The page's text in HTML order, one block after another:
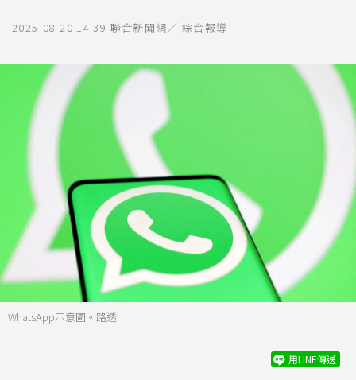
2025-08-20 14:39 聯合新聞網／ 綜合報導
WhatsApp示意圖。路透
用LINE傳送